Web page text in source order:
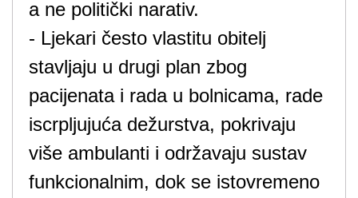
a ne politički narativ.
- Ljekari često vlastitu obitelj
stavljaju u drugi plan zbog
pacijenata i rada u bolnicama, rade
iscrpljujuća dežurstva, pokrivaju
više ambulanti i održavaju sustav
funkcionalnim, dok se istovremeno